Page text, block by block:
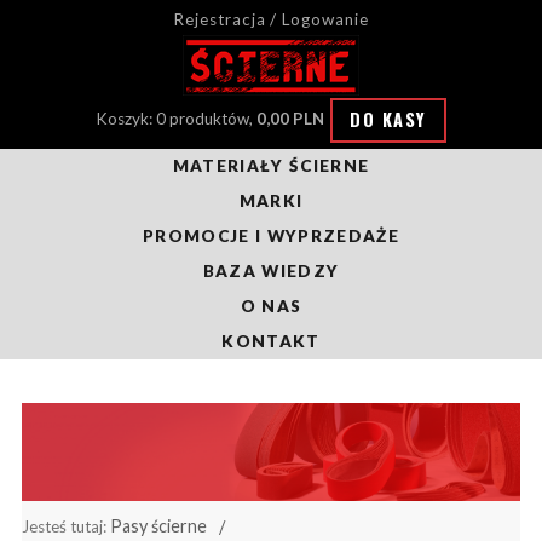
Rejestracja / Logowanie
Koszyk: 0 produktów, 0,00 PLN DO KASY
MATERIAŁY ŚCIERNE
MARKI
PROMOCJE I WYPRZEDAŻE
BAZA WIEDZY
O NAS
KONTAKT
Jesteś tutaj: Pasy ścierne